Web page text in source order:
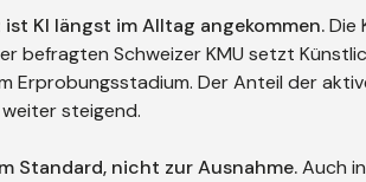
KI längst im Alltag angekommen.Die
befragten Schweizer KMU setzt
Erprobungsstadium. Der Anteil der
steigend.
Standard, nicht zur Ausnahme.Auch